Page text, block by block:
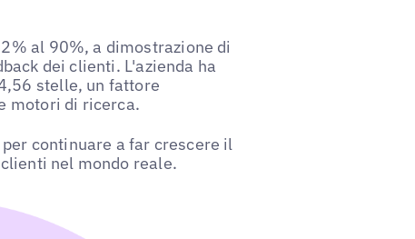
al 90%, a dimostrazione di
dei clienti. L'azienda ha
stelle, un fattore
motori di ricerca.
continuare a far crescere il
nel mondo reale.